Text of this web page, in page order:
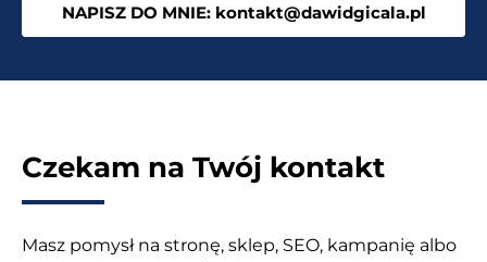
NAPISZ DO MNIE: kontakt@dawidgicala.pl
Czekam na Twój kontakt
Masz pomysł na stronę, sklep, SEO, kampanię albo